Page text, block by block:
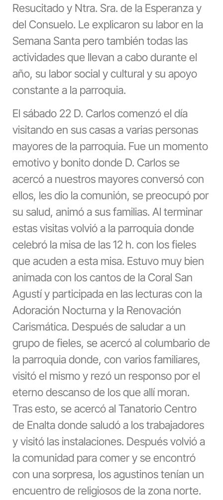
Resucitado y Ntra. Sra. de la Esperanza y
del Consuelo. Le explicaron su labor en la
Semana Santa pero también todas las
actividades que llevan a cabo durante el
año, su labor social y cultural y su apoyo
constante a la parroquia.
El sábado 22 D. Carlos comenzó el día
visitando en sus casas a varias personas
mayores de la parroquia. Fue un momento
emotivo y bonito donde D. Carlos se
acercó a nuestros mayores conversó con
ellos, les dio la comunión, se preocupó por
su salud, animó a sus familias. Al terminar
estas visitas volvió a la parroquia donde
celebró la misa de las 12 h. con los fieles
que acuden a esta misa. Estuvo muy bien
animada con los cantos de la Coral San
Agustí y participada en las lecturas con la
Adoración Nocturna y la Renovación
Carismática. Después de saludar a un
grupo de fieles, se acercó al columbario de
la parroquia donde, con varios familiares,
visitó el mismo y rezó un responso por el
eterno descanso de los que allí moran.
Tras esto, se acercó al Tanatorio Centro
de Enalta donde saludó a los trabajadores
y visitó las instalaciones. Después volvió a
la comunidad para comer y se encontró
con una sorpresa, los agustinos tenían un
encuentro de religiosos de la zona norte.